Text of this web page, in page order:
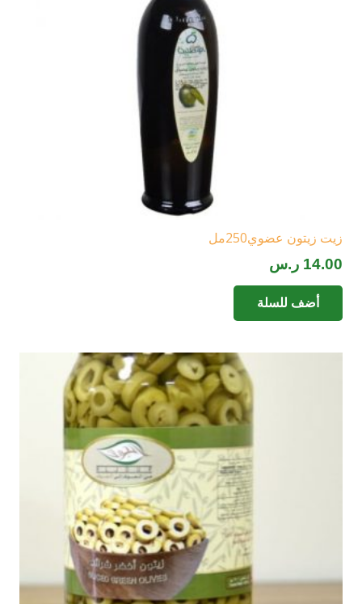
زيت زيتون عضوي250مل
14.00 ر.س
أضف للسلة